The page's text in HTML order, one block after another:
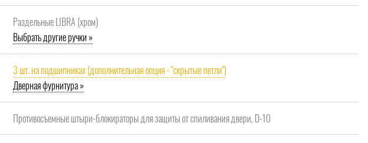
Раздельные LIBRA (хром)
Выбрать другие ручки »
3 шт. на подшипниках (дополнительная опция - "скрытые петли")
Дверная фурнитура »
Противосъемные штыри-блокираторы для защиты от спиливания двери, D-10